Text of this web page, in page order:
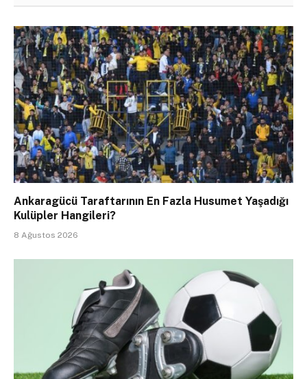
Ankaragücü Taraftarının En Fazla Husumet Yaşadığı
Kulüpler Hangileri?
8 Ağustos 2026